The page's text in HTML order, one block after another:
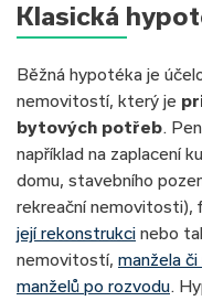
Klasická
Běžná hypotéka je
nemovitostí, který je
bytových potřeb.
například na zaplacení
domu, stavebního
rekreační nemovitosti),
její rekonstrukci nebo
nemovitostí, manžela
manželů po rozvodu.